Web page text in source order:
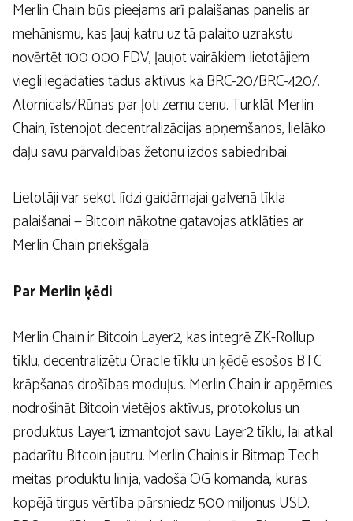
Merlin Chain būs pieejams arī palaišanas panelis ar
mehānismu, kas ļauj katru uz tā palaito uzrakstu
novērtēt 100 000 FDV, ļaujot vairākiem lietotājiem
viegli iegādāties tādus aktīvus kā BRC-20/BRC-420/.
Atomicals/Rūnas par ļoti zemu cenu. Turklāt Merlin
Chain, īstenojot decentralizācijas apņemšanos, lielāko
daļu savu pārvaldības žetonu izdos sabiedrībai.
Lietotāji var sekot līdzi gaidāmajai galvenā tīkla
palaišanai — Bitcoin nākotne gatavojas atklāties ar
Merlin Chain priekšgalā.
Par Merlin ķēdi
Merlin Chain ir Bitcoin Layer2, kas integrē ZK-Rollup
tīklu, decentralizētu Oracle tīklu un ķēdē esošos BTC
krāpšanas drošības moduļus. Merlin Chain ir apņēmies
nodrošināt Bitcoin vietējos aktīvus, protokolus un
produktus Layer1, izmantojot savu Layer2 tīklu, lai atkal
padarītu Bitcoin jautru. Merlin Chainis ir Bitmap Tech
meitas produktu līnija, vadošā OG komanda, kuras
kopējā tirgus vērtība pārsniedz 500 miljonus USD.